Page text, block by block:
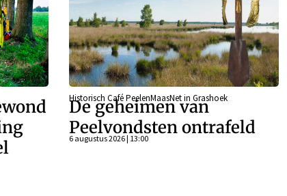
Historisch Café PeelenMaasNet in Grashoek
De geheimen van
Peelvondsten ontrafeld
6 augustus 2026 | 13:00